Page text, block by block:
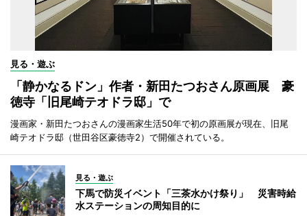
見る・遊ぶ
「静かなるドン」作者・新田たつおさん原画展 豪
徳寺「旧尾崎テオドラ邸」で
漫画家・新田たつおさんの漫画家生活50年で初の原画展が現在、旧尾
崎テオドラ邸（世田谷区豪徳寺2）で開催されている。
見る・遊ぶ
下馬で防災イベント「三茶水かけ祭り」 災害時給
水ステーションの周知目的に